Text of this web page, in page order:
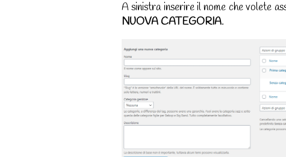
A sinistra inserire il nome che volete
NUOVA CATEGORIA.